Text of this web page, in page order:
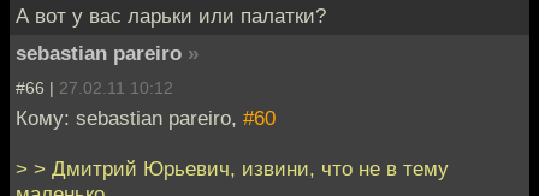
А вот у вас ларьки или палатки?
sebastian pareiro »
#66 | 27.02.11 10:12
Кому: sebastian pareiro, #60
> > Дмитрий Юрьевич, извини, что не в тему